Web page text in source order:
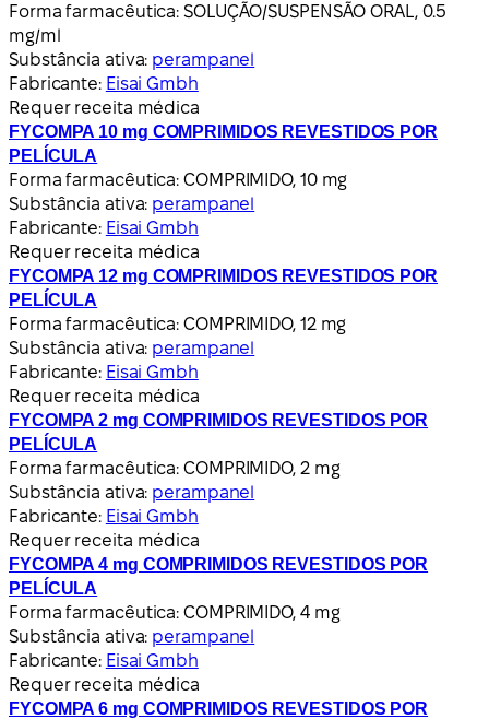
Forma farmacêutica: SOLUÇÃO/SUSPENSÃO ORAL, 0.5
mg/ml
Substância ativa: perampanel
Fabricante: Eisai Gmbh
Requer receita médica
FYCOMPA 10 mg COMPRIMIDOS REVESTIDOS POR
PELÍCULA
Forma farmacêutica: COMPRIMIDO, 10 mg
Substância ativa: perampanel
Fabricante: Eisai Gmbh
Requer receita médica
FYCOMPA 12 mg COMPRIMIDOS REVESTIDOS POR
PELÍCULA
Forma farmacêutica: COMPRIMIDO, 12 mg
Substância ativa: perampanel
Fabricante: Eisai Gmbh
Requer receita médica
FYCOMPA 2 mg COMPRIMIDOS REVESTIDOS POR
PELÍCULA
Forma farmacêutica: COMPRIMIDO, 2 mg
Substância ativa: perampanel
Fabricante: Eisai Gmbh
Requer receita médica
FYCOMPA 4 mg COMPRIMIDOS REVESTIDOS POR
PELÍCULA
Forma farmacêutica: COMPRIMIDO, 4 mg
Substância ativa: perampanel
Fabricante: Eisai Gmbh
Requer receita médica
FYCOMPA 6 mg COMPRIMIDOS REVESTIDOS POR